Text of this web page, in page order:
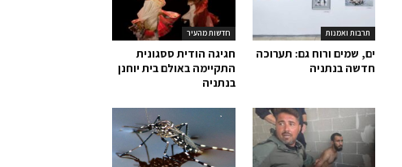
חדשות מהעיר
חגיגה הודית ססגונית
התקיימה באולם בית יוחנן
בנתניה
תרבות ואמנות
ים, שמים ורוח גם: תערוכה
חדשה בנתניה